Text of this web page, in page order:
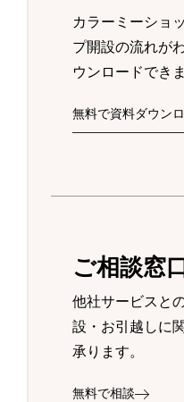
カラーミーショ
プ開設の流れが
ウンロードできま
無料で資料ダウン
ご相談窓口
他社サービスと
設・お引越しに
承ります。
無料で相談